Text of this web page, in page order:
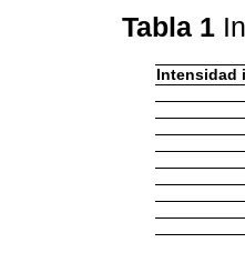
Tabla 1
Intensidad